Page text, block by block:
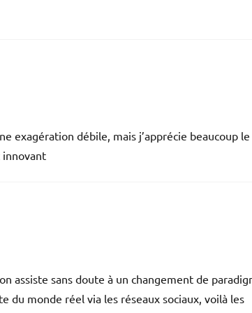
exagération débile, mais j’apprécie beaucoup le
innovant
assiste sans doute à un changement de
du monde réel via les réseaux sociaux, voilà les